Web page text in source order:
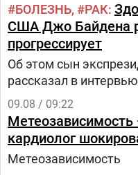
БОЛЕЗНЬ РАК
США Джо Байдена
прогрессирует
Об этом сын
рассказал в
09.08 / 09:22
кардиолог
Метеозависимость